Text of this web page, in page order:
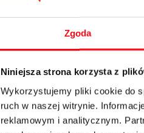
Zgoda
Niniejsza strona korzysta z
Wykorzystujemy pliki cookie do
ruch w naszej witrynie.
reklamowym i analitycznym.
od 18.01.20231
od 05.12.2022
od 03.11.20221
od 24.10.20221 EUR
od 12.10.20221
od 07.10.20221